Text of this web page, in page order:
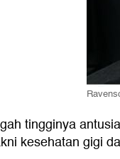
tingginya
kesehatan gigi